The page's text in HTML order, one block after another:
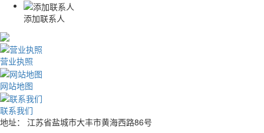
添加联系人
营业执照
网站地图
联系我们
地址： 江苏省盐城市大丰市黄海西路86号